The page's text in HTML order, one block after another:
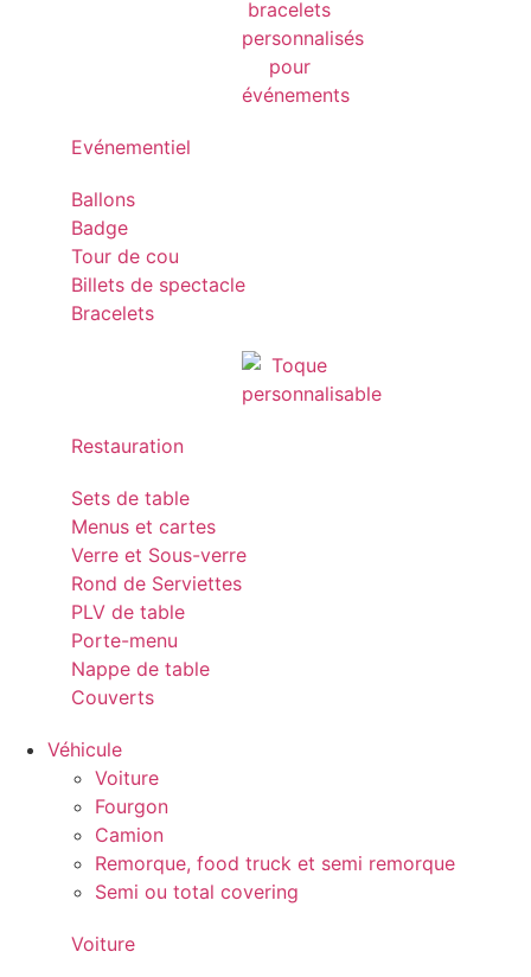
Evénementiel
Ballons
Badge
Tour de cou
Billets de spectacle
Bracelets
Restauration
Sets de table
Menus et cartes
Verre et Sous-verre
Rond de Serviettes
PLV de table
Porte-menu
Nappe de table
Couverts
Véhicule
Voiture
Fourgon
Camion
Remorque, food truck et semi remorque
Semi ou total covering
Voiture